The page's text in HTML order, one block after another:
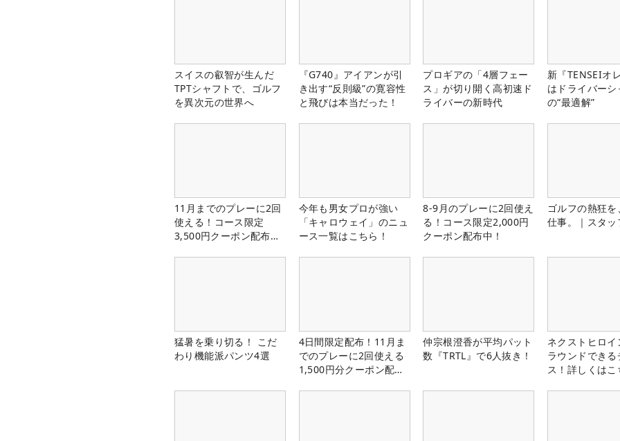
スイスの叡智が生んだ
TPTシャフトで、ゴルフ
を異次元の世界へ
『G740』アイアンが引
き出す“反則級”の寛容性
と飛びは本当だった！
プロギアの「4層フェー
ス」が切り開く高初速ド
ライバーの新時代
新『TENSEIオ
はドライバーシ
の“最適解”
11月までのプレーに2回
使える！コース限定
3,500円クーポン配布
今年も男女プロが強い
「キャロウェイ」のニュ
ース一覧はこちら！
8-9月のプレーに2回使え
る！コース限定2,000円
クーポン配布中！
ゴルフの熱狂
仕事。｜スタ
猛暑を乗り切る！ こだ
わり機能派パンツ4選
4日間限定配布！11月ま
でのプレーに2回使える
1,500円分クーポン配布
仲宗根澄香が平均パット
数『TRTL』で6人抜き！
ネクストヒロ
ラウンドできる
ス！詳しくは